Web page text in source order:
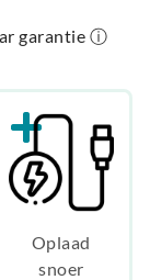
garantie ⓘ
Oplaad
snoer